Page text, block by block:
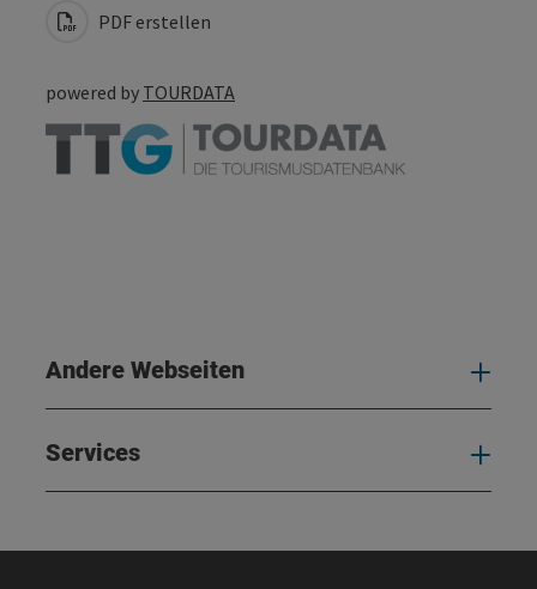
PDF erstellen
powered by TOURDATA
Andere Webseiten
Services